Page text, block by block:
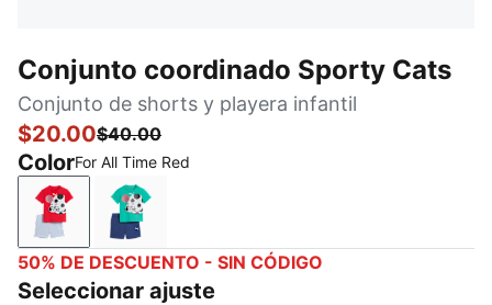
Conjunto coordinado Sporty Cats
Conjunto de shorts y playera infantil
$20.00$40.00
ColorFor All Time Red
For All Time RedVibrant Green
50% DE DESCUENTO - SIN CÓDIGO
Seleccionar ajuste